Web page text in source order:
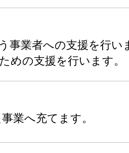
事業者への支援を行い
めの支援を行います。
業へ充てます。